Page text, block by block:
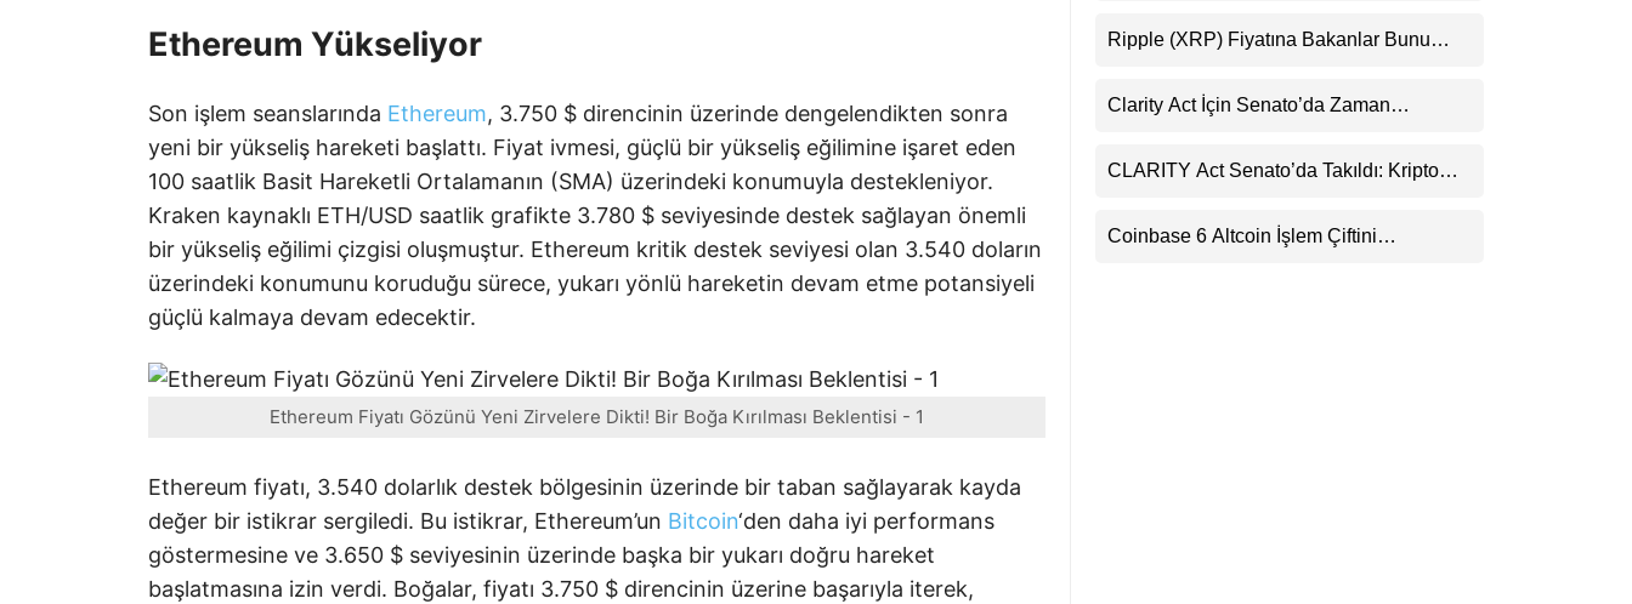
LinkedIn
Ethereum Yükseliyor
Son işlem seanslarında Ethereum, 3.750 $ direncinin üzerinde dengelendikten sonra
yeni bir yükseliş hareketi başlattı. Fiyat ivmesi, güçlü bir yükseliş eğilimine işaret eden
100 saatlik Basit Hareketli Ortalamanın (SMA) üzerindeki konumuyla destekleniyor.
Kraken kaynaklı ETH/USD saatlik grafikte 3.780 $ seviyesinde destek sağlayan önemli
bir yükseliş eğilimi çizgisi oluşmuştur. Ethereum kritik destek seviyesi olan 3.540 doların
üzerindeki konumunu koruduğu sürece, yukarı yönlü hareketin devam etme potansiyeli
güçlü kalmaya devam edecektir.
Ethereum Fiyatı Gözünü Yeni Zirvelere Dikti! Bir Boğa Kırılması Beklentisi - 1
Ethereum fiyatı, 3.540 dolarlık destek bölgesinin üzerinde bir taban sağlayarak kayda
değer bir istikrar sergiledi. Bu istikrar, Ethereum’un Bitcoin‘den daha iyi performans
göstermesine ve 3.650 $ seviyesinin üzerinde başka bir yukarı doğru hareket
başlatmasına izin verdi. Boğalar, fiyatı 3.750 $ direncinin üzerine başarıyla iterek,
Uyarısı
Ripple (XRP) Fiyatına Bakanlar Bunu
Uyarı
Clarity Act İçin Senato’da Zaman
CLARITY Act Senato’da Takıldı: Kripto
Coinbase 6 Altcoin İşlem Çiftini